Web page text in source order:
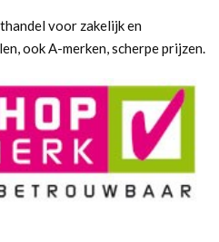
voor zakelijk en
ook A-merken, scherpe prijzen.